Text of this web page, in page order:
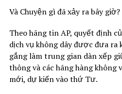
Và Chuyện gì đã xảy ra bây giờ?
Theo hãng tin AP, quyết định
dịch vụ không dây được đưa ra
gắng làm trung gian dàn xếp
thông và các hãng hàng không
mới, dự kiến ​​vào thứ Tư.